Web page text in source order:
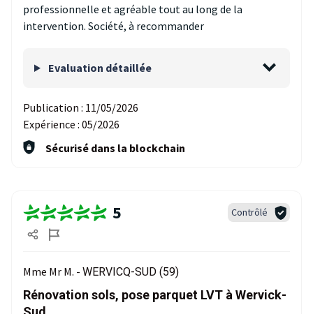
professionnelle et agréable tout au long de la
intervention. Société, à recommander
Evaluation détaillée
Publication : 11/05/2026
Expérience : 05/2026
Sécurisé dans la blockchain
5 Contrôlé
Mme Mr M. - WERVICQ-SUD (59)
Rénovation sols, pose parquet LVT à Wervick-